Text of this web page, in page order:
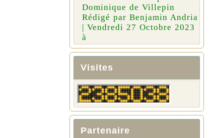
Dominique de Villepin
Rédigé par Benjamin Andria
| Vendredi 27 Octobre 2023
à
Visites
Partenaire